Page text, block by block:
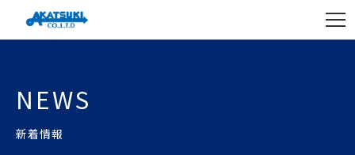
NEWS
新着情報